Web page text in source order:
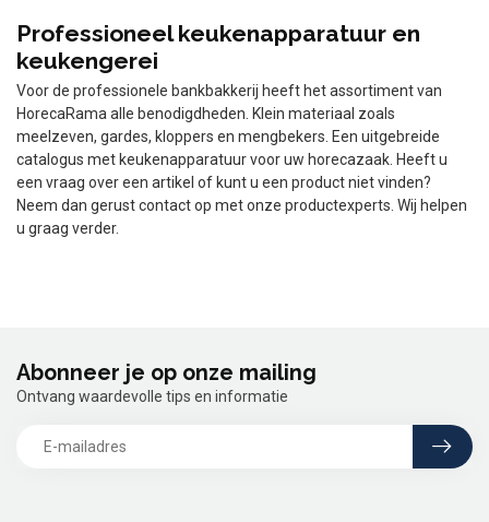
Professioneel keukenapparatuur en
keukengerei
Voor de professionele bankbakkerij heeft het assortiment van
HorecaRama alle benodigdheden. Klein materiaal zoals
meelzeven, gardes, kloppers en mengbekers. Een uitgebreide
catalogus met keukenapparatuur voor uw horecazaak. Heeft u
een vraag over een artikel of kunt u een product niet vinden?
Neem dan gerust contact op met onze productexperts. Wij helpen
u graag verder.
Abonneer je op onze mailing
Ontvang waardevolle tips en informatie